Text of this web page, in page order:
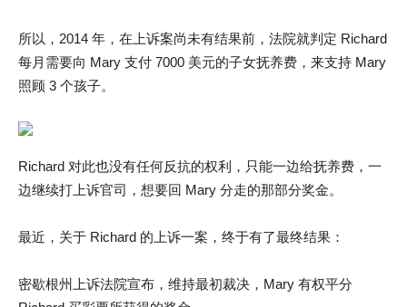
所以，2014 年，在上诉案尚未有结果前，法院就判定 Richard
每月需要向 Mary 支付 7000 美元的子女抚养费，来支持 Mary
照顾 3 个孩子。
Richard 对此也没有任何反抗的权利，只能一边给抚养费，一
边继续打上诉官司，想要回 Mary 分走的那部分奖金。
最近，关于 Richard 的上诉一案，终于有了最终结果：
密歇根州上诉法院宣布，维持最初裁决，Mary 有权平分